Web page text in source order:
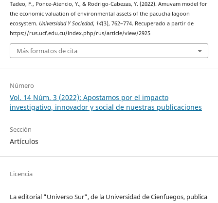
Tadeo, F., Ponce-Atencio, Y., & Rodrigo-Cabezas, Y. (2022). Amuvam model for
the economic valuation of environmental assets of the pacucha lagoon
ecosystem. Universidad Y Sociedad, 14(3), 762–774. Recuperado a partir de
https://rus.ucf.edu.cu/index.php/rus/article/view/2925
Más formatos de cita
Número
Vol. 14 Núm. 3 (2022): Apostamos por el impacto
investigativo, innovador y social de nuestras publicaciones
Sección
Artículos
Licencia
La editorial "Universo Sur", de la Universidad de Cienfuegos, publica